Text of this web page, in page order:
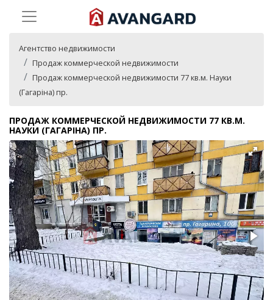
Агентство недвижимости
Продаж коммерческой недвижимости
Продаж коммерческой недвижимости 77 кв.м. Науки
(Гагаріна) пр.
ПРОДАЖ КОММЕРЧЕСКОЙ НЕДВИЖИМОСТИ 77 КВ.М.
НАУКИ (ГАГАРІНА) ПР.